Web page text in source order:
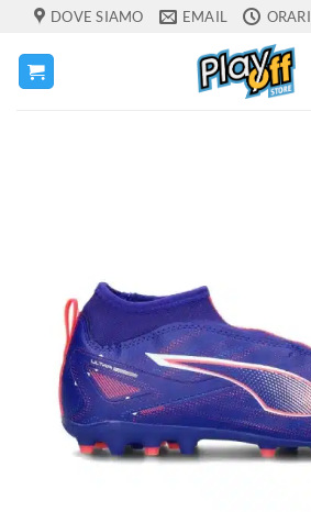
Salta
contenuti
DOVE SIAMO EMAIL ORARI